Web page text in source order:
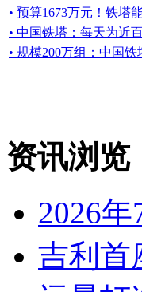
• 预算1673万元！铁塔
• 中国铁塔：每天为近
• 规模200万组：中国
资讯浏览
2026
吉利首